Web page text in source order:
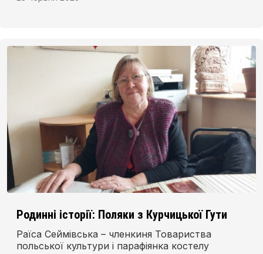
Родинні історії: Поляки з Курчицької Гути
Раїса Сеймівська – членкиня Товариства
польської культури і парафіянка костелу